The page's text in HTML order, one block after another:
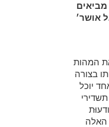
אושר׳
את המהות
בצורה
יוכל
האלה